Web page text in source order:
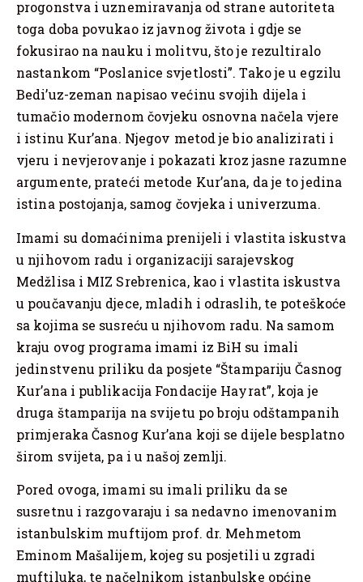
progonstva i uznemiravanja od strane autoriteta
toga doba povukao iz javnog života i gdje se
fokusirao na nauku i molitvu, što je rezultiralo
nastankom “Poslanice svjetlosti”. Tako je u egzilu
Bedi’uz-zeman napisao većinu svojih dijela i
tumačio modernom čovjeku osnovna načela vjere
i istinu Kur’ana. Njegov metod je bio analizirati i
vjeru i nevjerovanje i pokazati kroz jasne razumne
argumente, prateći metode Kur’ana, da je to jedina
istina postojanja, samog čovjeka i univerzuma.
Imami su domaćinima prenijeli i vlastita iskustva
u njihovom radu i organizaciji sarajevskog
Medžlisa i MIZ Srebrenica, kao i vlastita iskustva
u poučavanju djece, mladih i odraslih, te poteškoće
sa kojima se susreću u njihovom radu. Na samom
kraju ovog programa imami iz BiH su imali
jedinstvenu priliku da posjete “Štampariju Časnog
Kur’ana i publikacija Fondacije Hayrat”, koja je
druga štamparija na svijetu po broju odštampanih
primjeraka Časnog Kur’ana koji se dijele besplatno
širom svijeta, pa i u našoj zemlji.
Pored ovoga, imami su imali priliku da se
susretnu i razgovaraju i sa nedavno imenovanim
istanbulskim muftijom prof. dr. Mehmetom
Eminom Mašalijem, kojeg su posjetili u zgradi
muftiluka, te načelnikom istanbulske općine